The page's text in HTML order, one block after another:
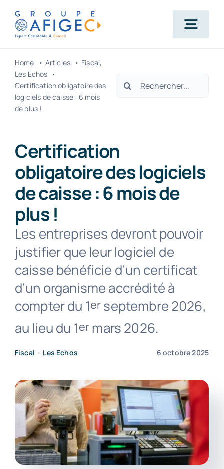
Passer
contenu
Accueil
Nos métiers
Actualités
Contact
Home Articles
Fiscal
Les Echos
Certification obligatoire des
logiciels de caisse : 6 mois
de plus !
Rechercher:
Certification
obligatoire des logiciels
de caisse : 6 mois de
plus !
Les entreprises devront pouvoir
justifier que leur logiciel de
caisse bénéficie d’un certificat
d’un organisme accrédité à
compter du 1er septembre 2026,
au lieu du 1er mars 2026.
Fiscal • Les Echos 6 octobre 2025